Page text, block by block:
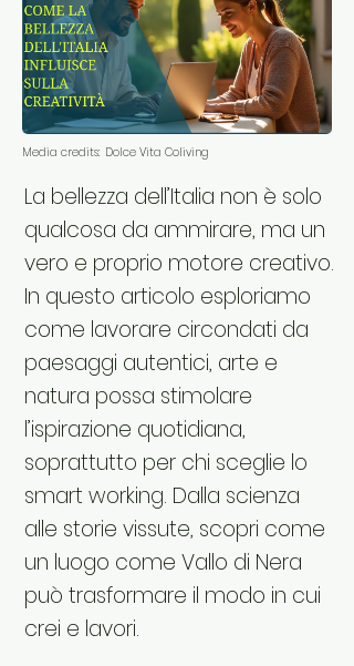
Media credits: Dolce Vita Coliving
La bellezza dell’Italia non è solo
qualcosa da ammirare, ma un
vero e proprio motore creativo.
In questo articolo esploriamo
come lavorare circondati da
paesaggi autentici, arte e
natura possa stimolare
l’ispirazione quotidiana,
soprattutto per chi sceglie lo
smart working. Dalla scienza
alle storie vissute, scopri come
un luogo come Vallo di Nera
può trasformare il modo in cui
crei e lavori.